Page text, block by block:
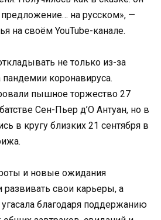
предложение… на русском», —
на своём YouTube-канале.
не только из-за
пандемии коронавируса.
пышное торжество 27
Сен-Пьер д’О Антуан, но в
в кругу близких 21 сентября в
и новые ожидания
развивать свои карьеры, а
угасала благодаря поддержанию